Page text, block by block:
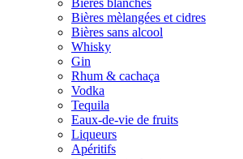
Bières blanches
Bières mèlangées et cidres
Bières sans alcool
Whisky
Gin
Rhum & cachaça
Vodka
Tequila
Eaux-de-vie de fruits
Liqueurs
Apéritifs